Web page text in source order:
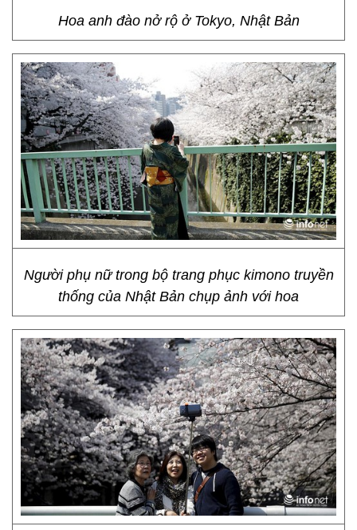
Hoa anh đào nở rộ ở Tokyo, Nhật Bản
Người phụ nữ trong bộ trang phục kimono truyền
thống của Nhật Bản chụp ảnh với hoa